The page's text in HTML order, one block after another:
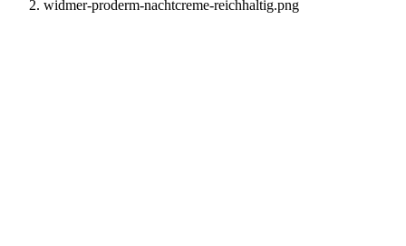
widmer-proderm-nachtcreme-reichhaltig.png